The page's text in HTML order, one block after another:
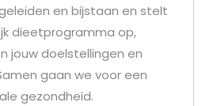
en bijstaan en stelt
dieetprogramma op,
jouw doelstellingen en
gaan we voor een
gezondheid.